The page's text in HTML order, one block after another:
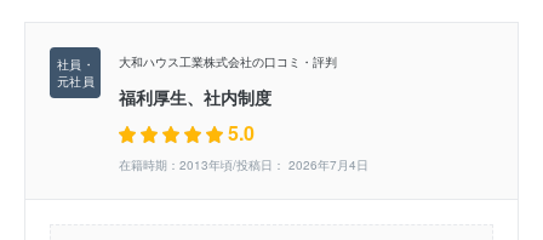
大和ハウス工業株式会社の口コミ・評判
福利厚生、社内制度
5.0
在籍時期：2013年頃/投稿日： 2026年7月4日